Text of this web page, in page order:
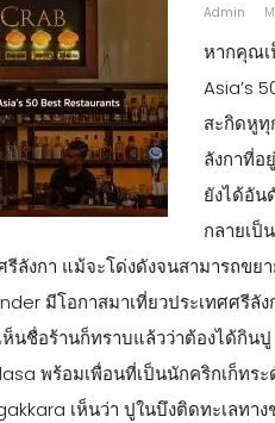
Admin
หากคุณเ
Asia’s
สะกิดหูทุ
ลังกาที่อ
ยังได้อัน
กลายเป็
ลังกา แม้จะโด่งดังจนสามารถขย
มีโอกาสมาเที่ยวประเทศศรี
นชื่อร้านก็ทราบแล้วว่าต้องได้กิน
พร้อมเพื่อนที่เป็นนักคริกเก็ทร
เห็นว่า ปูในบึงติดทะเลทาง